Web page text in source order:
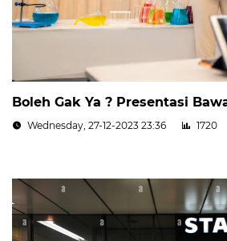
Boleh Gak Ya ? Presentasi
Wednesday, 27-12-2023 23:36 1720